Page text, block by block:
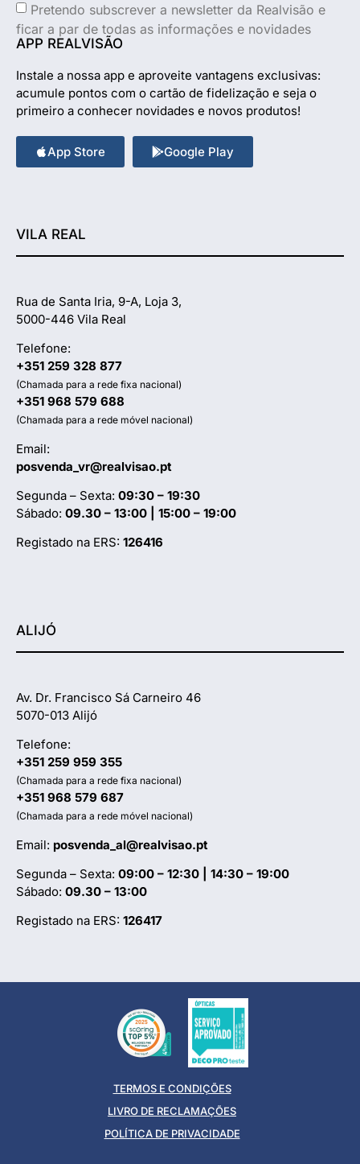
Pretendo subscrever a newsletter da Realvisão e
ficar a par de todas as informações e novidades
APP REALVISÃO
Instale a nossa app e aproveite vantagens exclusivas:
acumule pontos com o cartão de fidelização e seja o
primeiro a conhecer novidades e novos produtos!
App Store Google Play
VILA REAL
Rua de Santa Iria, 9-A, Loja 3,
5000-446 Vila Real
Telefone:
+351 259 328 877
(Chamada para a rede fixa nacional)
+351 968 579 688
(Chamada para a rede móvel nacional)
Email:
posvenda_vr@realvisao.pt
Segunda – Sexta: 09:30 – 19:30
Sábado: 09.30 – 13:00 | 15:00 – 19:00
Registado na ERS: 126416
ALIJÓ
Av. Dr. Francisco Sá Carneiro 46
5070-013 Alijó
Telefone:
+351 259 959 355
(Chamada para a rede fixa nacional)
+351 968 579 687
(Chamada para a rede móvel nacional)
Email: posvenda_al@realvisao.pt
Segunda – Sexta: 09:00 – 12:30 | 14:30 – 19:00
Sábado: 09.30 – 13:00
Registado na ERS: 126417
TERMOS E CONDIÇÕES
LIVRO DE RECLAMAÇÕES
POLÍTICA DE PRIVACIDADE